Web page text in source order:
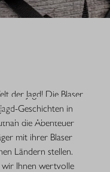
der Jagd! Die Blaser
Geschichten in
die Abenteuer
mit ihrer Blaser
Ländern stellen.
wir Ihnen wertvolle